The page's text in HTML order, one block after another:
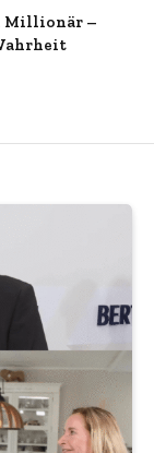
Millionär –